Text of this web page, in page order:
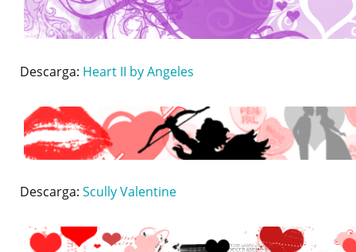
Descarga: Heart II by Angeles
Descarga: Scully Valentine